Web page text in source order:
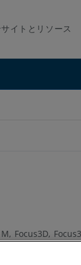
イトとリソース
Focus3D